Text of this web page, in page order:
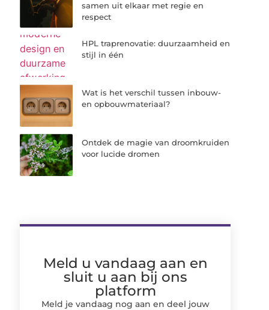
samen uit elkaar met regie en
respect
HPL traprenovatie: duurzaamheid en
stijl in één
Wat is het verschil tussen inbouw-
en opbouwmateriaal?
Ontdek de magie van droomkruiden
voor lucide dromen
Meld u vandaag aan en
sluit u aan bij ons
platform
Meld je vandaag nog aan en deel jouw